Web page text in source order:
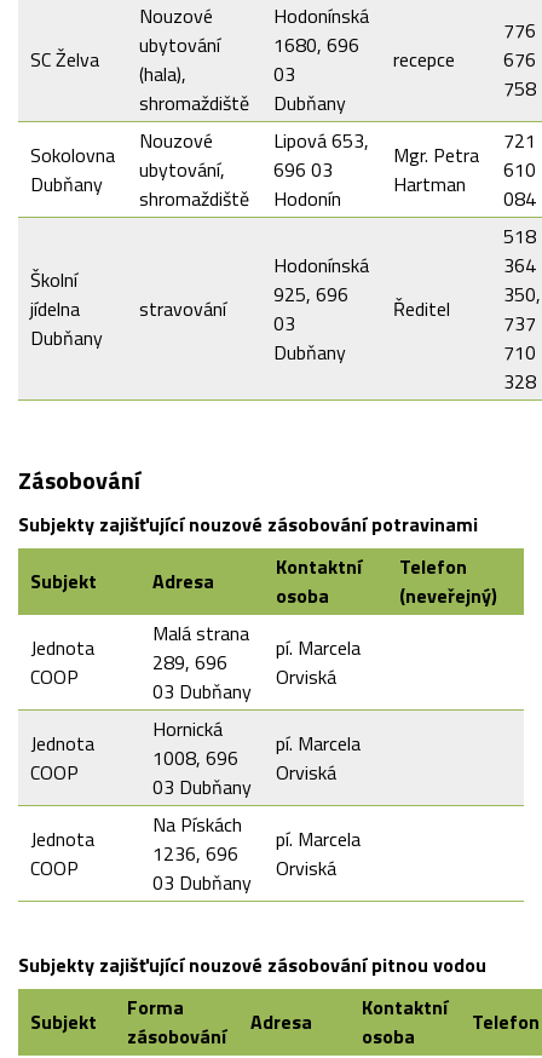
SC Želva
Nouzové
ubytování
(hala),
shromaždiště
Hodonínská
1680, 696
03
Dubňany
recepce
776
676
758
Sokolovna
Dubňany
Nouzové
ubytování,
shromaždiště
Lipová 653,
696 03
Hodonín
Mgr. Petra
Hartman
721
610
084
Školní
jídelna
Dubňany
stravování
Hodonínská
925, 696
03
Dubňany
Ředitel
518
364
350,
737
710
328
Zásobování
Subjekty zajišťující nouzové zásobování potravinami
Subjekt
Adresa
Kontaktní
osoba
Telefon
(neveřejný)
Jednota
COOP
Malá strana
289, 696
03 Dubňany
pí. Marcela
Orviská
Jednota
COOP
Hornická
1008, 696
03 Dubňany
pí. Marcela
Orviská
Jednota
COOP
Na Pískách
1236, 696
03 Dubňany
pí. Marcela
Orviská
Subjekty zajišťující nouzové zásobování pitnou vodou
Subjekt
Forma
zásobování
Adresa
Kontaktní
osoba
Telefon